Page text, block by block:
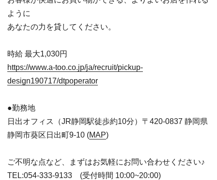
ように
あなたの力を貸してください。
時給 最大1,030円
https://www.a-too.co.jp/ja/recruit/pickup-
design190717/dtpoperator
●勤務地
日出オフィス（JR静岡駅徒歩約10分）〒420-0837 静岡県
静岡市葵区日出町9-10 (MAP)
ご不明な点など、まずはお気軽にお問い合わせください♪
TEL:054-333-9133 (受付時間 10:00~20:00)